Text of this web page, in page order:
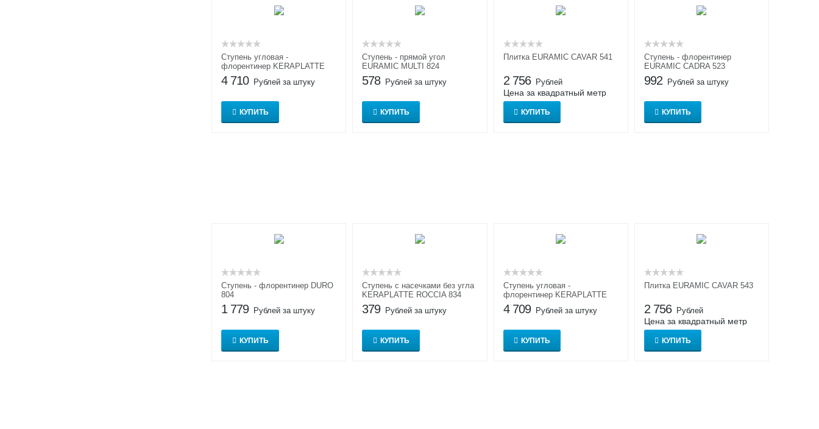
Ступень угловая -
флорентинер KERAPLATTE
AERA T 728
4 710 Рублей за штуку
КУПИТЬ
Ступень - прямой угол
EURAMIC MULTI 824
578 Рублей за штуку
КУПИТЬ
Плитка EURAMIC CAVAR 541
2 756 Рублей
Цена за квадратный метр
КУПИТЬ
Ступень - флорентинер
EURAMIC CADRA 523
992 Рублей за штуку
КУПИТЬ
Ступень - флорентинер DURO
804
1 779 Рублей за штуку
КУПИТЬ
Ступень с насечками без угла
KERAPLATTE ROCCIA 834
379 Рублей за штуку
КУПИТЬ
Ступень угловая -
флорентинер KERAPLATTE
ROCCIA 834
4 709 Рублей за штуку
КУПИТЬ
Плитка EURAMIC CAVAR 543
2 756 Рублей
Цена за квадратный метр
КУПИТЬ